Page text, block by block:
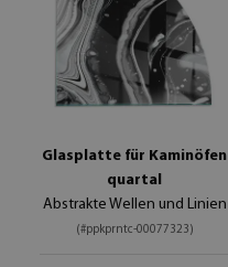
Glasplatte für Kaminöfen
quartal
Abstrakte Wellen und Linien
(#ppkprntc-00077323)